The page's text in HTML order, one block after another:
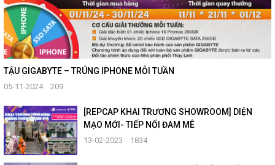
TẬU GIGABYTE – TRÚNG IPHONE MỖI TUẦN
05-11-2024 209
[REPCAP KHAI TRƯƠNG SHOWROOM] DIỆN
MẠO MỚI- TIẾP NỐI ĐAM MÊ
13-02-2023 1834